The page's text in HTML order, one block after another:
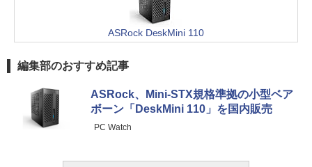
ASRock DeskMini 110
編集部のおすすめ記事
ASRock、Mini-STX規格準拠の小型ベア
ボーン「DeskMini 110」を国内販売
PC Watch